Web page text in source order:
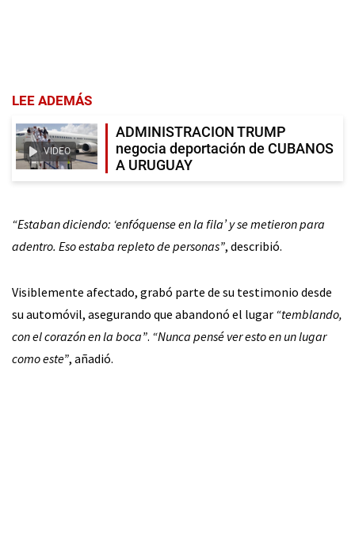
LEE ADEMÁS
VIDEO
ADMINISTRACION TRUMP
negocia deportación de CUBANOS
A URUGUAY
“Estaban diciendo: ‘enfóquense en la fila’ y se metieron para
adentro. Eso estaba repleto de personas”, describió.
Visiblemente afectado, grabó parte de su testimonio desde
su automóvil, asegurando que abandonó el lugar “temblando,
con el corazón en la boca”. “Nunca pensé ver esto en un lugar
como este”, añadió.